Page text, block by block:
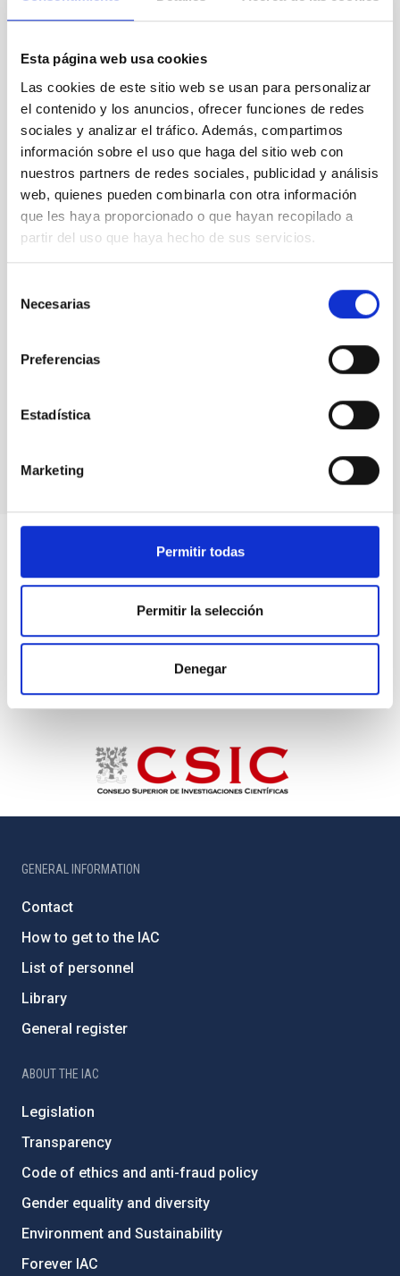
Esta página web usa cookies
Las cookies de este sitio web se usan para personalizar
el contenido y los anuncios, ofrecer funciones de redes
sociales y analizar el tráfico. Además, compartimos
información sobre el uso que haga del sitio web con
nuestros partners de redes sociales, publicidad y análisis
web, quienes pueden combinarla con otra información
que les haya proporcionado o que hayan recopilado a
partir del uso que haya hecho de sus servicios.
Necesarias
Preferencias
Estadística
Marketing
Permitir todas
Permitir la selección
Denegar
HERMES
LCO's Network of Robotic Echelle Spectrographs
GENERAL INFORMATION
Contact
How to get to the IAC
List of personnel
Library
General register
ABOUT THE IAC
Legislation
Transparency
Code of ethics and anti-fraud policy
Gender equality and diversity
Environment and Sustainability
Forever IAC